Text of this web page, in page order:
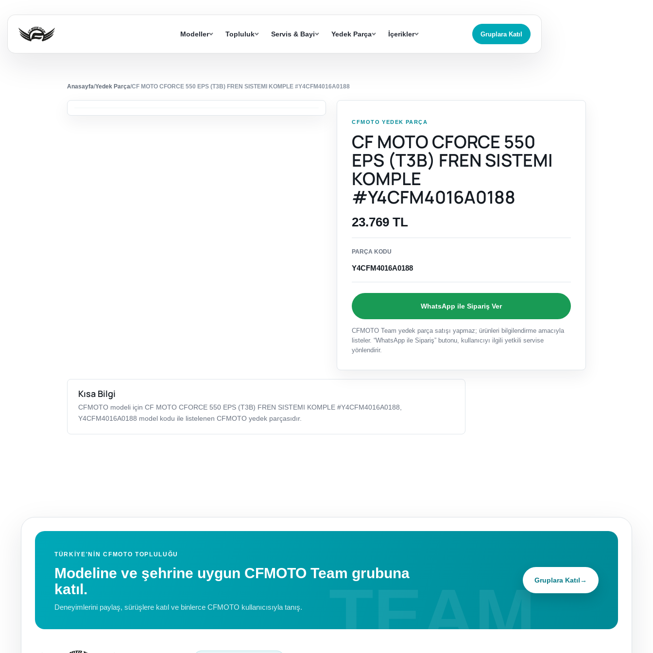
Modeller Topluluk Servis & Bayi Yedek Parça İçerikler Gruplara Katıl
Anasayfa/Yedek Parça/CF MOTO CFORCE 550 EPS (T3B) FREN SISTEMI KOMPLE #Y4CFM4016A0188
CFMOTO YEDEK PARÇA
CF MOTO CFORCE 550
EPS (T3B) FREN SISTEMI
KOMPLE
#Y4CFM4016A0188
23.769 TL
PARÇA KODU
Y4CFM4016A0188
WhatsApp ile Sipariş Ver
CFMOTO Team yedek parça satışı yapmaz; ürünleri bilgilendirme amacıyla
listeler. “WhatsApp ile Sipariş” butonu, kullanıcıyı ilgili yetkili servise
yönlendirir.
Kısa Bilgi
CFMOTO modeli için CF MOTO CFORCE 550 EPS (T3B) FREN SISTEMI KOMPLE #Y4CFM4016A0188,
Y4CFM4016A0188 model kodu ile listelenen CFMOTO yedek parçasıdır.
TÜRKIYE'NIN CFMOTO TOPLULUĞU
Modeline ve şehrine uygun CFMOTO Team grubuna
katıl.
Deneyimlerini paylaş, sürüşlere katıl ve binlerce CFMOTO kullanıcısıyla tanış.
Gruplara Katıl→